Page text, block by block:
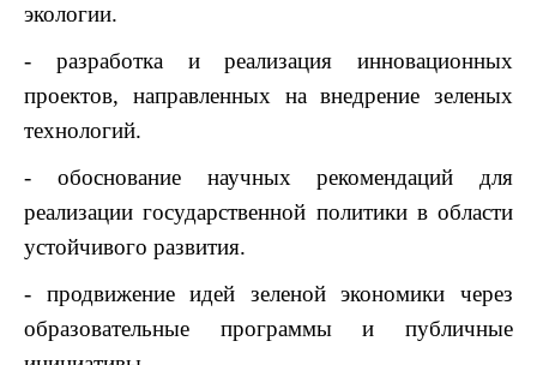
экологии.
- разработка и реализация инновационных
проектов, направленных на внедрение зеленых
технологий.
- обоснование научных рекомендаций для
реализации государственной политики в области
устойчивого развития.
- продвижение идей зеленой экономики через
образовательные программы и публичные